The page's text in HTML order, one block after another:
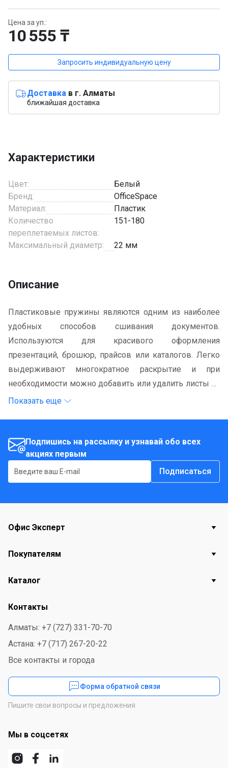
Цена за уп.:
10 555 ₸
Запросить индивидуальную цену
Доставка в г. Алматы
ближайшая доставка
Характеристики
Цвет:
Белый
Бренд:
OfficeSpace
Материал:
Пластик
Количество
переплетаемых листов:
151-180
Максимальный диаметр: 22 мм
Описание
Пластиковые пружины являются одним из наиболее
удобных способов сшивания документов.
Используются для красивого оформления
презентаций, брошюр, прайсов или каталогов. Легко
выдерживают многократное раскрытие и при
необходимости можно добавить или удалить листы из
готовой брошюры.
Показать еще
Подпишись на рассылку и узнавай обо всех
акциях первым
Подписаться
Офис Эксперт
Покупателям
Каталог
Контакты
Алматы: +7 (727) 331-70-70
Астана: +7 (717) 267-20-22
Все контакты и города
Форма обратной связи
Пишите свои вопросы и предложения
Мы в соцсетях